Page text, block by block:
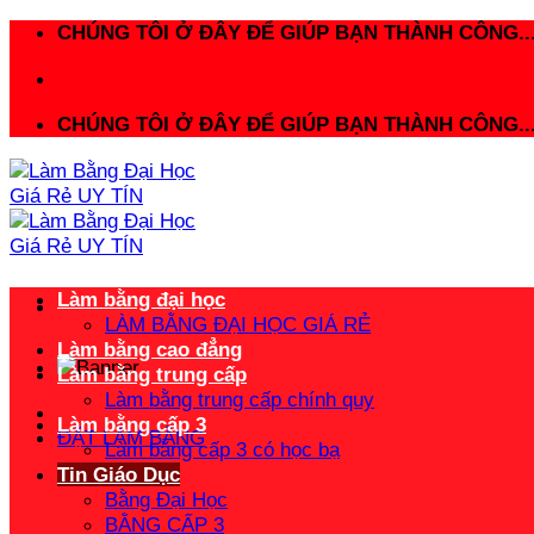
CHÚNG TÔI Ở ĐÂY ĐỂ GIÚP BẠN THÀNH
CHÚNG TÔI Ở ĐÂY ĐỂ GIÚP BẠN THÀNH
ĐẶT LÀM BẰNG
Làm bằng đại học
LÀM BẰNG ĐẠI HỌC GIÁ RẺ
Làm bằng cao đẳng
Làm bằng trung cấp
Làm bằng trung cấp chính quy
Làm bằng cấp 3
Làm bằng cấp 3 có học bạ
Tin Giáo Dục
Bằng Đại Học
BẰNG CẤP 3